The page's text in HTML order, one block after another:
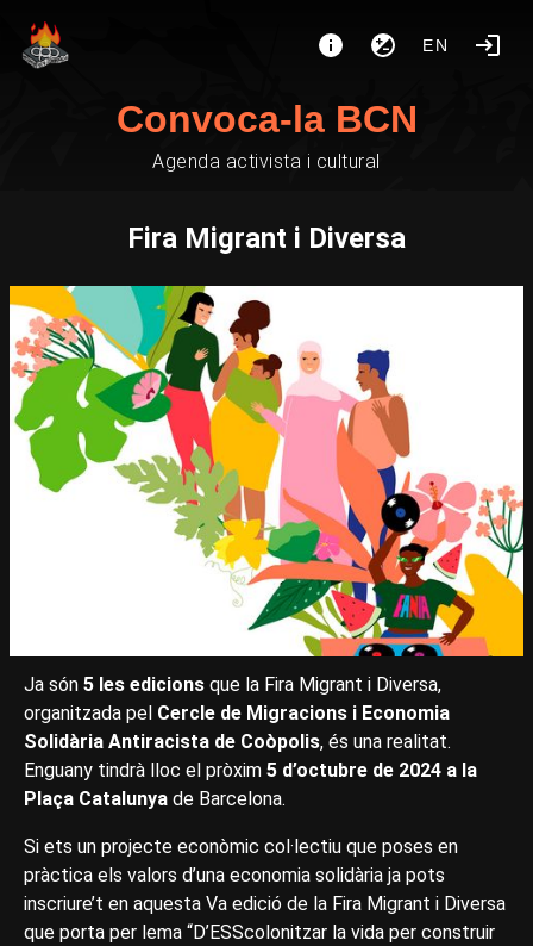
EN
Convoca-la BCN
Agenda activista i cultural
Fira Migrant i Diversa
Ja són 5 les edicions que la Fira Migrant i Diversa,
organitzada pel Cercle de Migracions i Economia
Solidària Antiracista de Coòpolis, és una realitat.
Enguany tindrà lloc el pròxim 5 d’octubre de 2024 a la
Plaça Catalunya de Barcelona.
Si ets un projecte econòmic col·lectiu que poses en
pràctica els valors d’una economia solidària ja pots
inscriure’t en aquesta Va edició de la Fira Migrant i Diversa
que porta per lema “D’ESScolonitzar la vida per construir